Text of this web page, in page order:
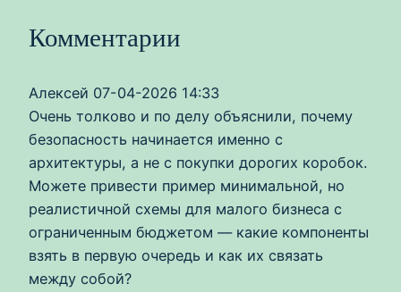
Комментарии
Алексей 07-04-2026 14:33
Очень толково и по делу объяснили, почему
безопасность начинается именно с
архитектуры, а не с покупки дорогих коробок.
Можете привести пример минимальной, но
реалистичной схемы для малого бизнеса с
ограниченным бюджетом — какие компоненты
взять в первую очередь и как их связать
между собой?